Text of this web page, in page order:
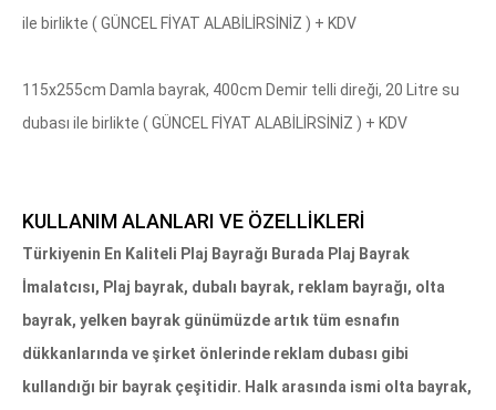
ile birlikte ( GÜNCEL FİYAT ALABİLİRSİNİZ ) + KDV
115x255cm Damla bayrak, 400cm Demir telli direği, 20 Litre su
dubası ile birlikte ( GÜNCEL FİYAT ALABİLİRSİNİZ ) + KDV
KULLANIM ALANLARI VE ÖZELLİKLERİ
Türkiyenin En Kaliteli Plaj Bayrağı Burada Plaj Bayrak
İmalatcısı, Plaj bayrak, dubalı bayrak, reklam bayrağı, olta
bayrak, yelken bayrak günümüzde artık tüm esnafın
dükkanlarında ve şirket önlerinde reklam dubası gibi
kullandığı bir bayrak çeşitidir. Halk arasında ismi olta bayrak,